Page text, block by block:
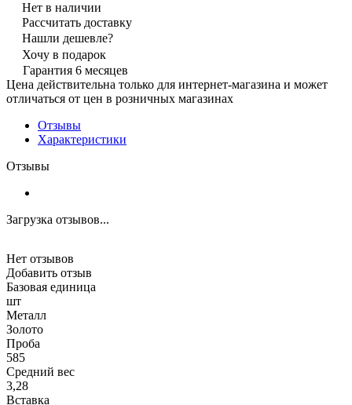
Нет в наличии
Рассчитать доставку
Нашли дешевле?
Хочу в подарок
Гарантия 6 месяцев
Цена действительна только для интернет-магазина и может
отличаться от цен в розничных магазинах
Отзывы
Характеристики
Отзывы
Загрузка отзывов...
Нет отзывов
Добавить отзыв
Базовая единица
шт
Металл
Золото
Проба
585
Средний вес
3,28
Вставка